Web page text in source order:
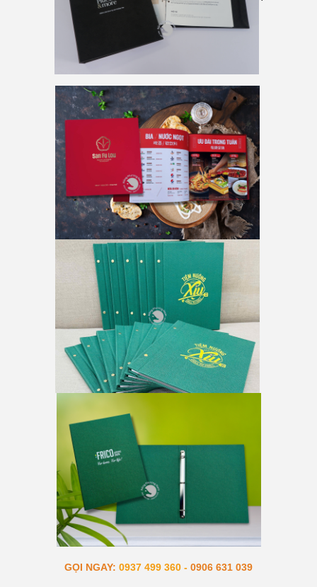
GỌI NGAY: 0937 499 360 - 0906 631 039